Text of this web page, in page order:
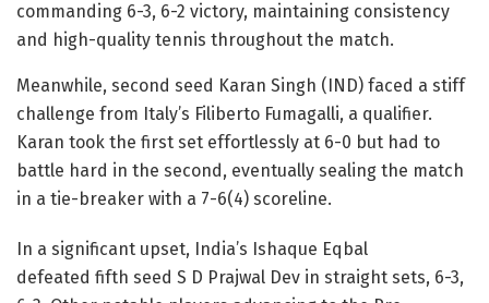
commanding 6-3, 6-2 victory, maintaining consistency
and high-quality tennis throughout the match.
Meanwhile, second seed Karan Singh (IND) faced a stiff
challenge from Italy’s Filiberto Fumagalli, a qualifier.
Karan took the first set effortlessly at 6-0 but had to
battle hard in the second, eventually sealing the match
in a tie-breaker with a 7-6(4) scoreline.
In a significant upset, India’s Ishaque Eqbal
defeated fifth seed S D Prajwal Dev in straight sets, 6-3,